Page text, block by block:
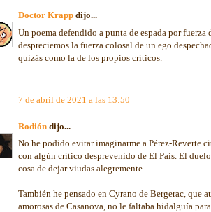
Doctor Krapp dijo...
Un poema defendido a punta de espada por fuerza
despreciemos la fuerza colosal de un ego
quizás como la de los propios críticos.
7 de abril de 2021 a las 13:50
Rodión dijo...
No he podido evitar imaginarme a Pérez-Reverte
con algún crítico desprevenido de El País. El
cosa de dejar viudas alegremente.
También he pensado en Cyrano de Bergerac, que
amorosas de Casanova, no le faltaba hidalguía